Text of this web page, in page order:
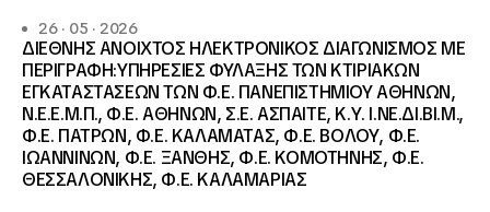
26 · 05 · 2026
ΔΙΕΘΝΗΣ ΑΝΟΙΧΤΟΣ ΗΛΕΚΤΡΟΝΙΚΟΣ ΔΙΑΓΩΝΙΣΜΟΣ ΜΕ
ΠΕΡΙΓΡΑΦΗ:ΥΠΗΡΕΣΙΕΣ ΦΥΛΑΞΗΣ ΤΩΝ ΚΤΙΡΙΑΚΩΝ
ΕΓΚΑΤΑΣΤΑΣΕΩΝ ΤΩΝ Φ.Ε. ΠΑΝΕΠΙΣΤΗΜΙΟΥ ΑΘΗΝΩΝ,
Ν.Ε.Ε.Μ.Π., Φ.Ε. ΑΘΗΝΩΝ, Σ.Ε. ΑΣΠΑΙΤΕ, Κ.Υ. Ι.ΝΕ.ΔΙ.ΒΙ.Μ.,
Φ.Ε. ΠΑΤΡΩΝ, Φ.Ε. ΚΑΛΑΜΑΤΑΣ, Φ.Ε. ΒΟΛΟΥ, Φ.Ε.
ΙΩΑΝΝΙΝΩΝ, Φ.Ε. ΞΑΝΘΗΣ, Φ.Ε. ΚΟΜΟΤΗΝΗΣ, Φ.Ε.
ΘΕΣΣΑΛΟΝΙΚΗΣ, Φ.Ε. ΚΑΛΑΜΑΡΙΑΣ